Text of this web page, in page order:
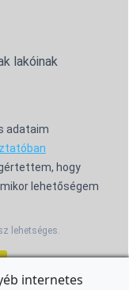
lakóinak
adataim
hogy
lehetőségem
lehetséges.
internetes